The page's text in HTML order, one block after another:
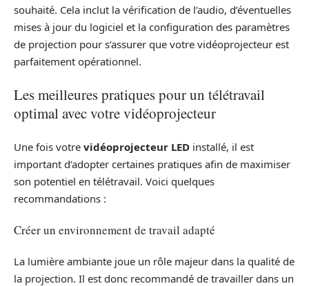
souhaité. Cela inclut la vérification de l’audio, d’éventuelles
mises à jour du logiciel et la configuration des paramètres
de projection pour s’assurer que votre vidéoprojecteur est
parfaitement opérationnel.
Les meilleures pratiques pour un télétravail
optimal avec votre vidéoprojecteur
Une fois votre vidéoprojecteur LED installé, il est
important d’adopter certaines pratiques afin de maximiser
son potentiel en télétravail. Voici quelques
recommandations :
Créer un environnement de travail adapté
La lumière ambiante joue un rôle majeur dans la qualité de
la projection. Il est donc recommandé de travailler dans un